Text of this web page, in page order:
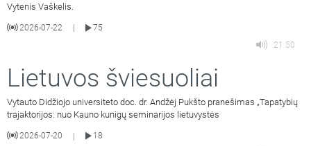
Vytenis Vaškelis.
2026-07-22
75
21:50
Lietuvos šviesuoliai
Vytauto Didžiojo universiteto doc. dr. Andžėj Pukšto pranešimas „Tapatybių
trajaktorijos: nuo Kauno kunigų seminarijos lietuvystės
2026-07-20 |
18